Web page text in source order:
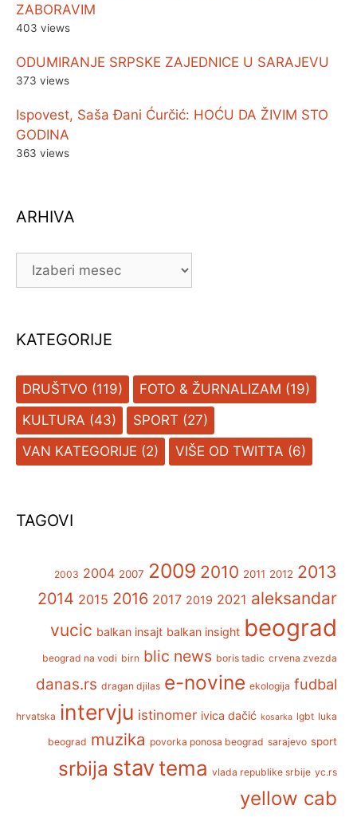
ZABORAVIM
403 views
ODUMIRANJE SRPSKE ZAJEDNICE U SARAJEVU
373 views
Ispovest, Saša Đani Ćurčić: HOĆU DA ŽIVIM STO
GODINA
363 views
ARHIVA
ARHIVA
KATEGORIJE
DRUŠTVO (119) FOTO & ŽURNALIZAM (19)
KULTURA (43) SPORT (27)
VAN KATEGORIJE (2) VIŠE OD TWITTA (6)
TAGOVI
2003 2004 2007 2009 2010 2011 2012 2013
2014 2015 2016 2017 2019 2021 aleksandar
vucic balkan insajt balkan insight beograd
beograd na vodi birn blic news boris tadic crvena zvezda
danas.rs dragan djilas e-novine ekologija fudbal
hrvatska intervju istinomer ivica dačić kosarka lgbt luka
beograd muzika povorka ponosa beograd sarajevo sport
srbija stavtema vlada republike srbije yc.rs
yellow cab